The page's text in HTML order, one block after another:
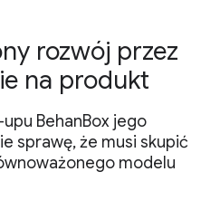
rozwój przez
na produkt
BehanBox jego
sprawę, że musi skupić
modelu